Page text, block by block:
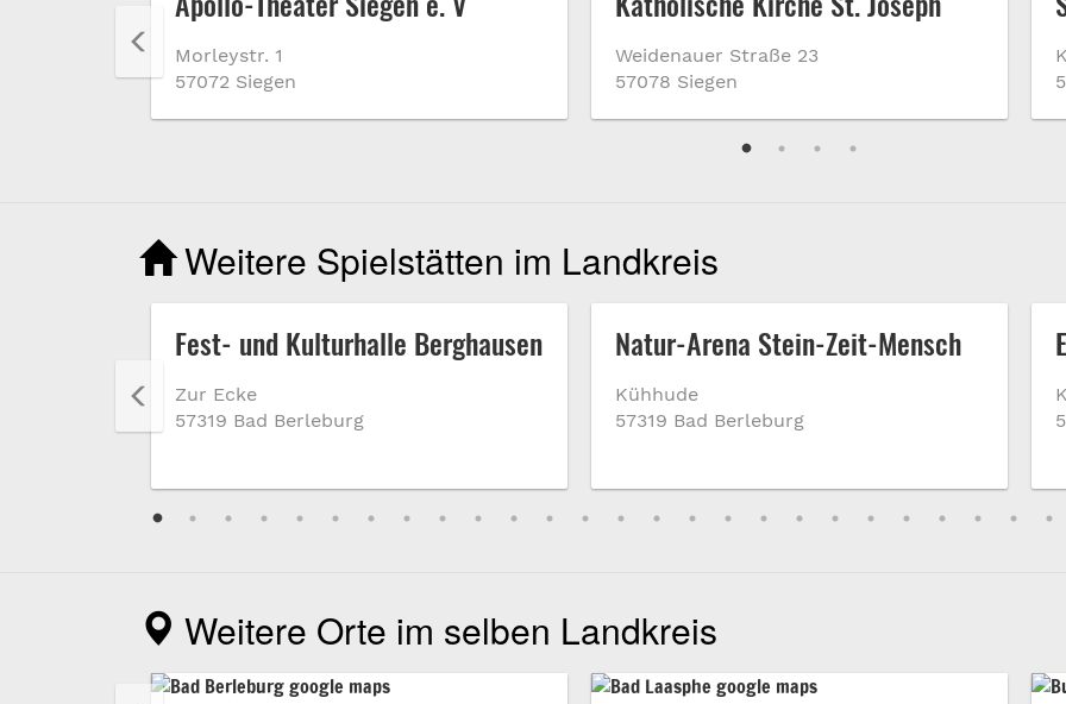
Morleystr. 1
57072 Siegen
Weidenauer Straße 23
57078 Siegen
Weitere Spielstätten im Landkreis
Fest- und Kulturhalle Berghausen
Zur Ecke
57319 Bad Berleburg
Natur-Arena Stein-Zeit-Mensch
Kühhude
57319 Bad Berleburg
Weitere Orte im selben Landkreis